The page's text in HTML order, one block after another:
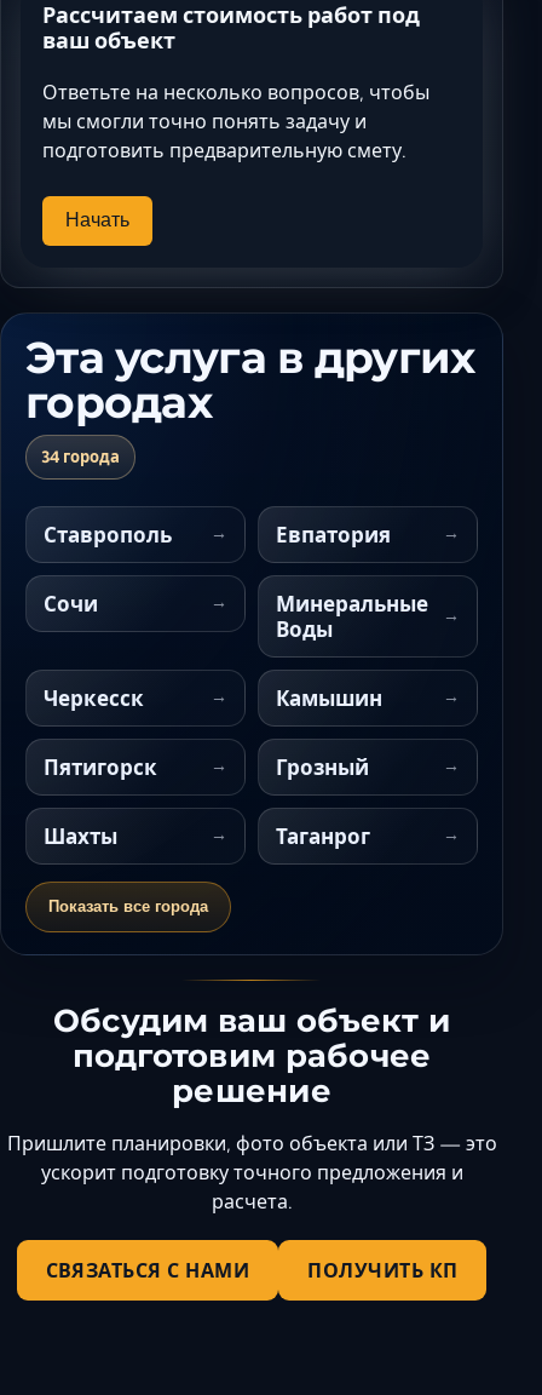
Рассчитаем стоимость работ под
ваш объект
Ответьте на несколько вопросов, чтобы
мы смогли точно понять задачу и
подготовить предварительную смету.
Начать
Эта услуга в других
городах
34 города
Ставрополь Евпатория
Сочи
Минеральные
Воды
Черкесск Камышин
Пятигорск Грозный
Шахты Таганрог
Показать все города
Обсудим ваш объект и
подготовим рабочее
решение
Пришлите планировки, фото объекта или ТЗ — это
ускорит подготовку точного предложения и
расчета.
СВЯЗАТЬСЯ С НАМИ ПОЛУЧИТЬ КП